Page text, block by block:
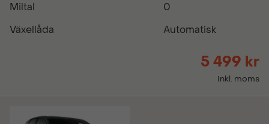
Miltal
0
Växellåda
Automatisk
5 499 kr
Inkl. moms